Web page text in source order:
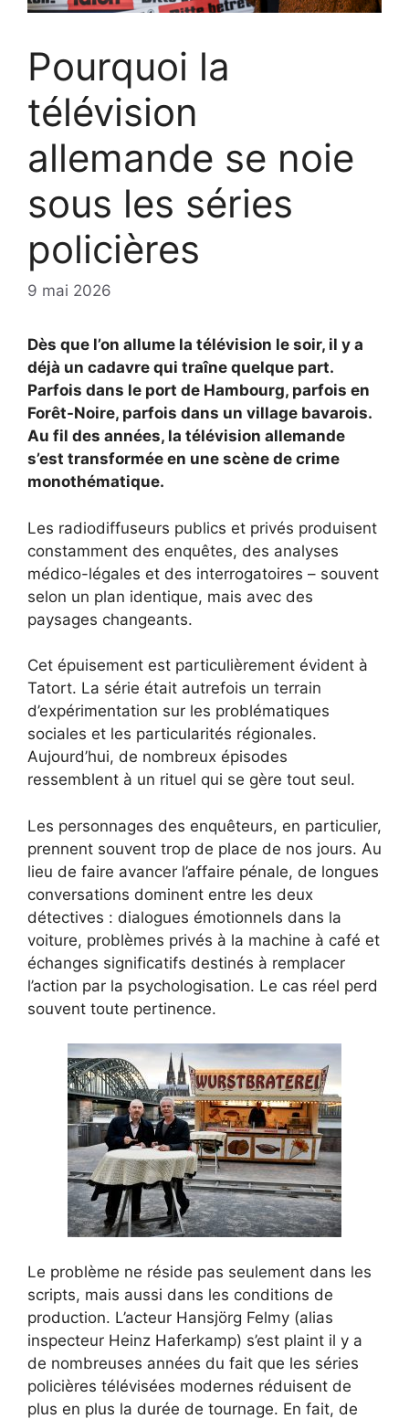
Pourquoi la
télévision
allemande se noie
sous les séries
policières
9 mai 2026
Dès que l’on allume la télévision le soir, il y a
déjà un cadavre qui traîne quelque part.
Parfois dans le port de Hambourg, parfois en
Forêt-Noire, parfois dans un village bavarois.
Au fil des années, la télévision allemande
s’est transformée en une scène de crime
monothématique.
Les radiodiffuseurs publics et privés produisent
constamment des enquêtes, des analyses
médico-légales et des interrogatoires – souvent
selon un plan identique, mais avec des
paysages changeants.
Cet épuisement est particulièrement évident à
Tatort. La série était autrefois un terrain
d’expérimentation sur les problématiques
sociales et les particularités régionales.
Aujourd’hui, de nombreux épisodes
ressemblent à un rituel qui se gère tout seul.
Les personnages des enquêteurs, en particulier,
prennent souvent trop de place de nos jours. Au
lieu de faire avancer l’affaire pénale, de longues
conversations dominent entre les deux
détectives : dialogues émotionnels dans la
voiture, problèmes privés à la machine à café et
échanges significatifs destinés à remplacer
l’action par la psychologisation. Le cas réel perd
souvent toute pertinence.
Le problème ne réside pas seulement dans les
scripts, mais aussi dans les conditions de
production. L’acteur Hansjörg Felmy (alias
inspecteur Heinz Haferkamp) s’est plaint il y a
de nombreuses années du fait que les séries
policières télévisées modernes réduisent de
plus en plus la durée de tournage. En fait, de